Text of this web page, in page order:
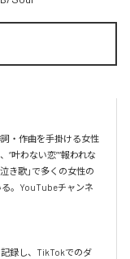
詞・作曲を手掛ける女性
叶わない恋”“報われな
き歌」で多くの女性の
。YouTubeチャンネ
記録し、TikTokでのダ